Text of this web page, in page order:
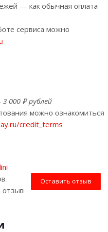
— как обычная оплата
сервиса можно
000 ₽ рублей
можно ознакомиться
credit_terms
Оставить отзыв
отзыв